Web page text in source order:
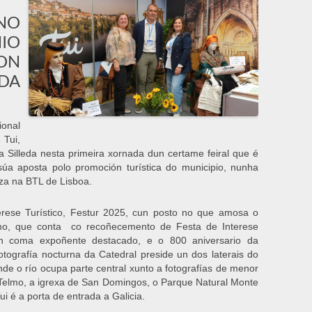
Silleda nesta primeira xornada dun certame feiral que é
aposta polo promoción turística do municipio, nunha
na BTL de Lisboa.
Turístico, Festur 2025, cun posto no que amosa o
que conta co recoñecemento de Festa de Interese
coma expoñente destacado, e o 800 aniversario da
nocturna da Catedral preside un dos laterais do
o río ocupa parte central xunto a fotografías de menor
a igrexa de San Domingos, o Parque Natural Monte
é a porta de entrada a Galicia.